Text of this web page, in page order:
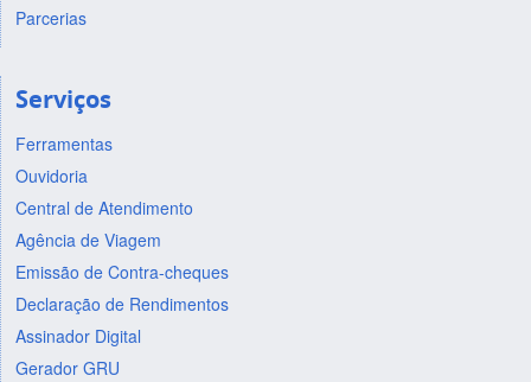
Parcerias
Serviços
Ferramentas
Ouvidoria
Central de Atendimento
Agência de Viagem
Emissão de Contra-cheques
Declaração de Rendimentos
Assinador Digital
Gerador GRU